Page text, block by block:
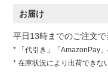
お届け
平日13時までのご注文で
* 「代引き」「AmazonPay」
* 在庫状況により出荷できな